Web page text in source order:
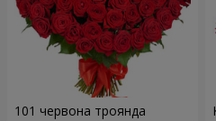
101 червона троянда